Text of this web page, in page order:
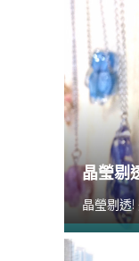
晶瑩剔
晶瑩剔透!